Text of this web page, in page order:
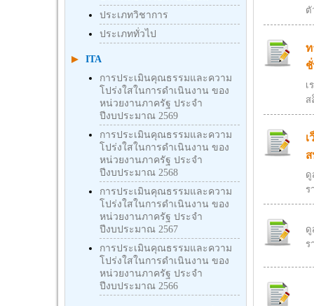
ประเภทวิชาการ
ประเภททั่วไป
ITA
การประเมินคุณธรรมและความ
โปร่งใสในการดำเนินงาน ของ
หน่วยงานภาครัฐ ประจำ
ปีงบประมาณ 2569
การประเมินคุณธรรมและความ
โปร่งใสในการดำเนินงาน ของ
หน่วยงานภาครัฐ ประจำ
ปีงบประมาณ 2568
การประเมินคุณธรรมและความ
โปร่งใสในการดำเนินงาน ของ
หน่วยงานภาครัฐ ประจำ
ปีงบประมาณ 2567
การประเมินคุณธรรมและความ
โปร่งใสในการดำเนินงาน ของ
หน่วยงานภาครัฐ ประจำ
ปีงบประมาณ 2566
ตั
ท
เ
ส
ดู
ร
ดู
ร